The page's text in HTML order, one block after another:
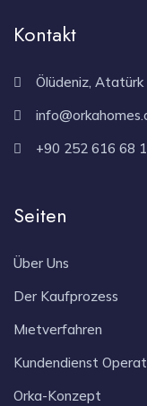
Kontakt
Ölüdeniz,
+90 252 616 68
Seiten
Über Uns
Der Kaufprozess
Mıetverfahren
Kundendienst
Orka-Konzept